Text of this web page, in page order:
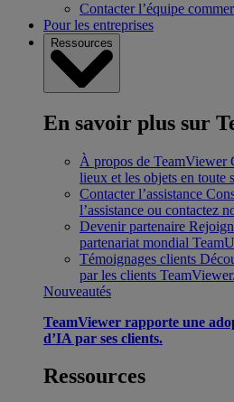
Contacter l’équipe
Pour les entreprises
Ressources
En savoir plus sur
À propos de TeamViewer
lieux et les objets en toute
Contacter l’assistance
l’assistance ou contactez
Devenir partenaire
partenariat mondial
Témoignages clients
par les clients TeamViewer.
Nouveautés
TeamViewer rapporte une
d’IA par ses clients.
Ressources